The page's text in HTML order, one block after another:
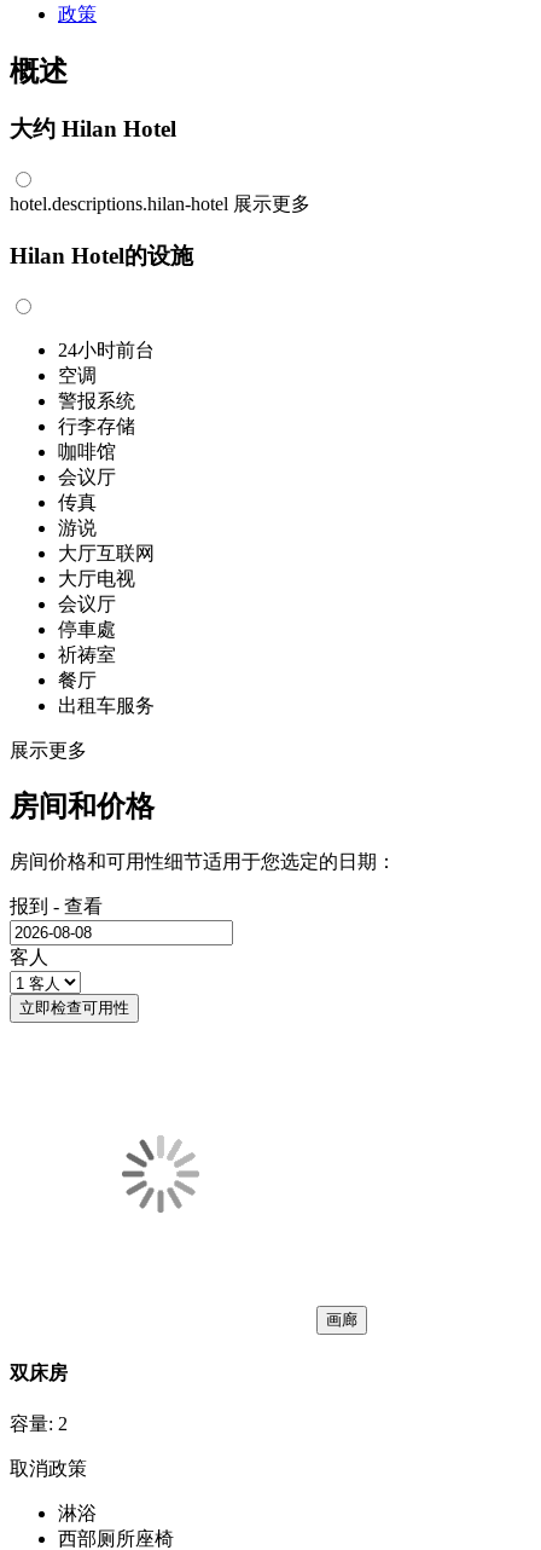
政策
概述
大约 Hilan Hotel
hotel.descriptions.hilan-hotel 展示更多
Hilan Hotel的设施
24小时前台
空调
警报系统
行李存储
咖啡馆
会议厅
传真
游说
大厅互联网
大厅电视
会议厅
停車處
祈祷室
餐厅
出租车服务
展示更多
房间和价格
房间价格和可用性细节适用于您选定的日期：
报到 - 查看
客人
立即检查可用性
画廊
双床房
容量: 2
取消政策
淋浴
西部厕所座椅